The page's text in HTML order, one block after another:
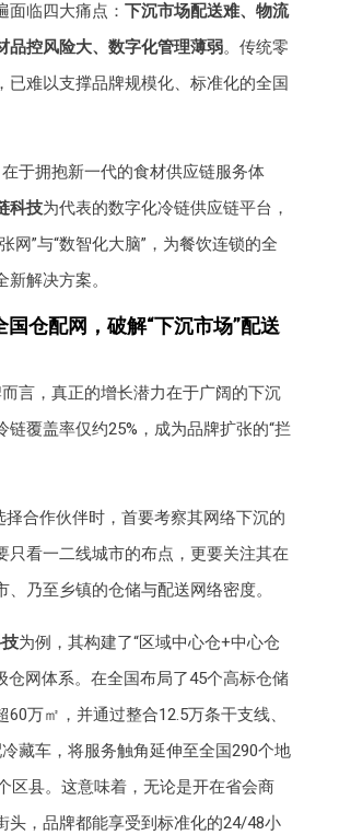
面临四大痛点：下沉市场配送难、物流
品控风险大、数字化管理薄弱。传统零
已难以支撑品牌规模化、标准化的全国
于拥抱新一代的食材供应链服务体
科技为代表的数字化冷链供应链平台，
网”与“数智化大脑”，为餐饮连锁的全
解决方案。
国仓配网，破解“下沉市场”配送
言，真正的增长潜力在于广阔的下沉
链覆盖率仅约25%，成为品牌扩张的“拦
择合作伙伴时，首要考察其网络下沉的
只看一二线城市的布点，更要关注其在
、乃至乡镇的仓储与配送网络密度。
为例，其构建了“区域中心仓+中心仓
仓网体系。在全国布局了45个高标仓储
60万㎡，并通过整合12.5万条干支线、
藏车，将服务触角延伸至全国290个地
区县。这意味着，无论是开在省会商
头，品牌都能享受到标准化的24/48小